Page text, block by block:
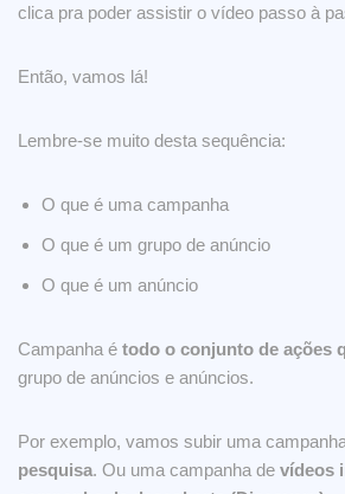
clica pra poder assistir o vídeo passo à
Então, vamos lá!
Lembre-se muito desta sequência:
O que é uma campanha
O que é um grupo de anúncio
O que é um anúncio
Campanha é todo o conjunto de ações
grupo de anúncios e anúncios.
Por exemplo, vamos subir uma
pesquisa. Ou uma campanha de vídeos